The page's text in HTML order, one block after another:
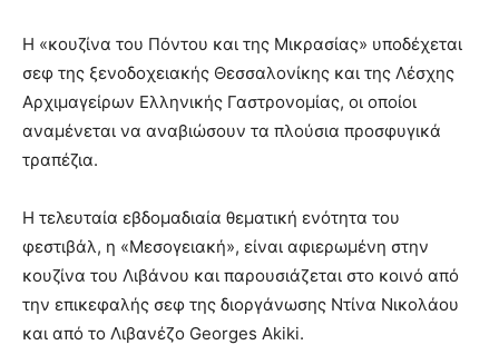
Η «κουζίνα του Πόντου και της Μικρασίας» υποδέχεται
σεφ της ξενοδοχειακής Θεσσαλονίκης και της Λέσχης
Αρχιμαγείρων Ελληνικής Γαστρονομίας, οι οποίοι
αναμένεται να αναβιώσουν τα πλούσια προσφυγικά
τραπέζια.
Η τελευταία εβδομαδιαία θεματική ενότητα του
φεστιβάλ, η «Μεσογειακή», είναι αφιερωμένη στην
κουζίνα του Λιβάνου και παρουσιάζεται στο κοινό από
την επικεφαλής σεφ της διοργάνωσης Ντίνα Νικολάου
και από το Λιβανέζο Georges Akiki.